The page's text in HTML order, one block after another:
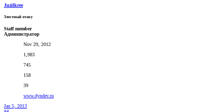
Juzilkree
Злостный отаку
Staff member
Администратор
Nov 29, 2012
1,983
745
158
39
www.dyndev.ru
Jan 5, 2013